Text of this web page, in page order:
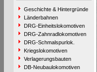
Geschichte & Hintergründe
Länderbahnen
DRG-Einheitslokomotiven
DRG-Zahnradlokomotiven
DRG-Schmalspurlok.
Kriegslokomotiven
Verlagerungsbauten
DB-Neubaulokomotiven